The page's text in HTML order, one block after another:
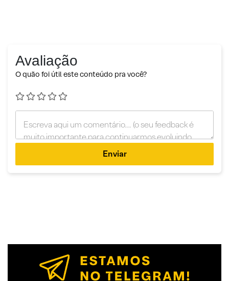
Avaliação
O quão foi útil este conteúdo pra você?
Enviar